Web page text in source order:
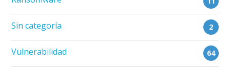
Sin categoría 2
Vulnerabilidad 64